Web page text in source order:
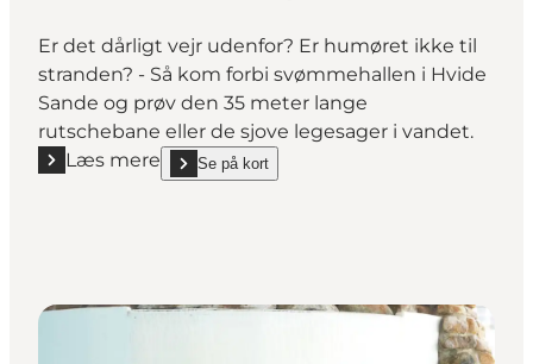
Er det dårligt vejr udenfor? Er humøret ikke til
stranden? - Så kom forbi svømmehallen i Hvide
Sande og prøv den 35 meter lange
rutschebane eller de sjove legesager i vandet.
Læs mere
Læs mere "Hvide Sande Svømmehal"
Se på kort
show Hvide Sande Svømmehal on_map